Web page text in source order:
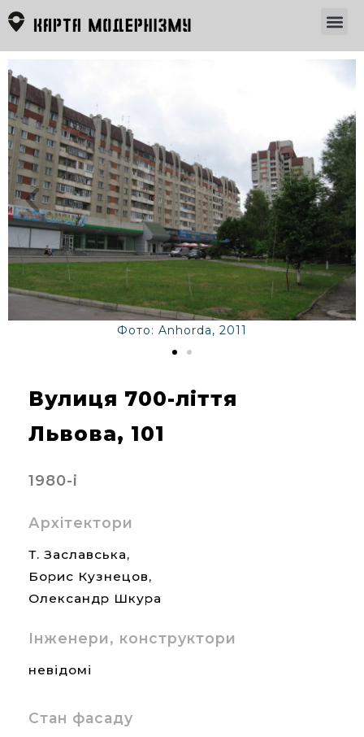
Фото: Anhorda, 2011
Вулиця 700-ліття
Львова, 101
1980-і
Архітектори
Т. Заславська,
Борис Кузнецов,
Олександр Шкура
Інженери, конструктори
невідомі
Стан фасаду